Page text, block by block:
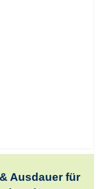
Ausdauer für